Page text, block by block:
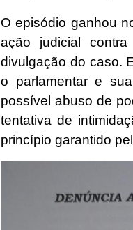
O episódio ganhou
ação judicial
divulgação do caso.
o parlamentar e
possível abuso de
tentativa de
princípio garantido